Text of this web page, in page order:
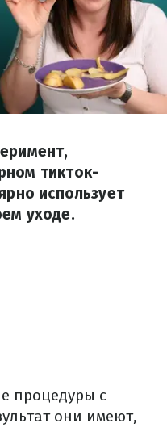
тикток-
использует
уходе.
процедуры с
они имеют,